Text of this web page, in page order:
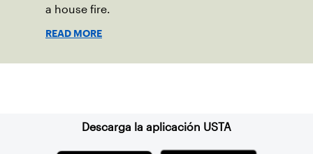
a house fire.
READ MORE
Descarga la aplicación USTA